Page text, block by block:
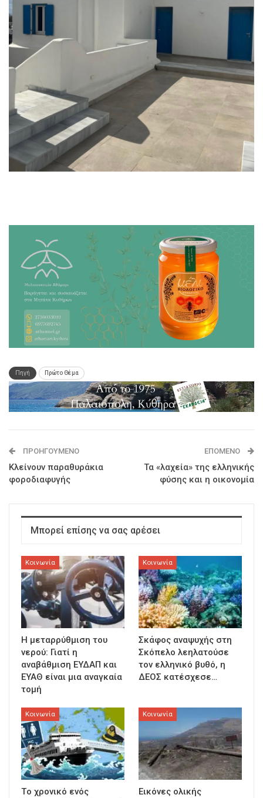
Πηγή Πρώτο Θέμα
ΠΡΟΗΓΟΎΜΕΝΟ
Κλείνουν παραθυράκια
φοροδιαφυγής
ΕΠΌΜΕΝΟ
Τα «λαχεία» της ελληνικής
φύσης και η οικονομία
Μπορεί επίσης να σας αρέσει
Κοινωνία
Η μεταρρύθμιση του
νερού: Γιατί η
αναβάθμιση ΕΥΔΑΠ και
ΕΥΑΘ είναι μια αναγκαία
τομή
Κοινωνία
Σκάφος αναψυχής στη
Σκόπελο λεηλατούσε
τον ελληνικό βυθό, η
ΔΕΟΣ κατέσχεσε…
Κοινωνία
Τo χρονικό ενός
Κοινωνία
Εικόνες ολικής